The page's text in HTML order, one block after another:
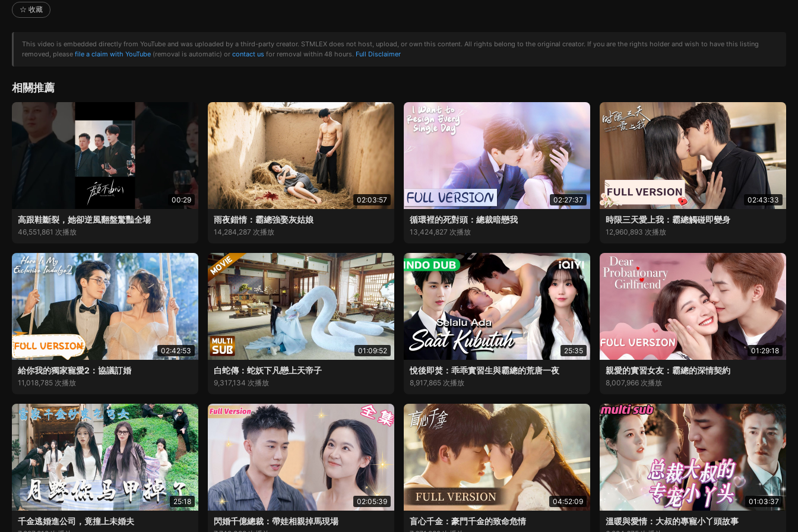
☆ 收藏
This video is embedded directly from YouTube and was uploaded by a third-party creator. STMLEX does not host, upload, or own this content. All rights belong to the original creator. If you are the rights holder and wish to have this listing
removed, please file a claim with YouTube (removal is automatic) or contact us for removal within 48 hours. Full Disclaimer
相關推薦
00:29
高跟鞋斷裂，她卻逆風翻盤驚豔全場
46,551,861 次播放
02:03:57
雨夜錯情：霸總強娶灰姑娘
14,284,287 次播放
02:27:37
循環裡的死對頭：總裁暗戀我
13,424,827 次播放
02:43:33
時限三天愛上我：霸總觸碰即變身
12,960,893 次播放
02:42:53
給你我的獨家寵愛2：協議訂婚
11,018,785 次播放
01:09:52
白蛇傳：蛇妖下凡戀上天帝子
9,317,134 次播放
25:35
悅後即焚：乖乖實習生與霸總的荒唐一夜
8,917,865 次播放
01:29:18
親愛的實習女友：霸總的深情契約
8,007,966 次播放
25:18
千金逃婚進公司，竟撞上未婚夫
02:05:39
閃婚千億總裁：帶娃相親掉馬現場
04:52:09
盲心千金：豪門千金的致命危情
01:03:37
溫暖與愛情：大叔的專寵小丫頭故事